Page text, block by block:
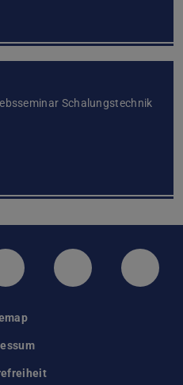
Schalungstechnik
Darmstadt
Kanal der TU
Bluesky-Kanal der TU
Facebook-